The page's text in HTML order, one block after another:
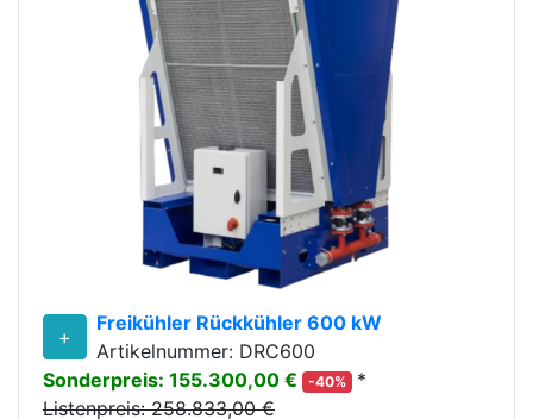
+
Freikühler Rückkühler 600 kW
Artikelnummer: DRC600
Sonderpreis: 155.300,00 €
-40%
*
Listenpreis: 258.833,00 €